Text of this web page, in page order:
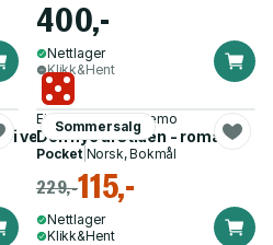
400,-
Nettlager
Klikk&Hent
i verda
Sommersalg
Eivind Hofstad Evjemo
Den nye årstiden - roman
Pocket| Norsk, Bokmål
229,-115,-
Nettlager
Klikk&Hent